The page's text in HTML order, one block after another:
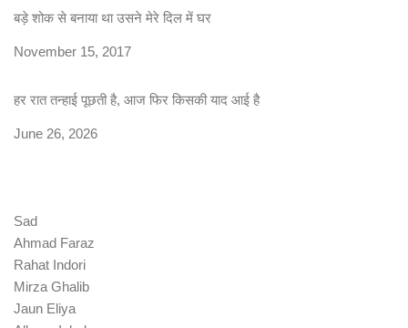
बड़े शोक से बनाया था उसने मेरे दिल में घर
Date
November 15, 2017
हर रात तन्हाई पूछती है, आज फिर किसकी याद आई है
Date
June 26, 2026
Sad
Ahmad Faraz
Rahat Indori
Mirza Ghalib
Jaun Eliya